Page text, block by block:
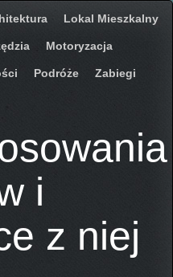
Lokal Mieszkalny
Motoryzacja
Podróże Zabiegi
i
z niej